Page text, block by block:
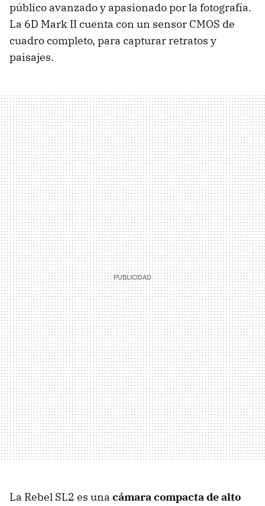
público avanzado y apasionado por la fotografía.
La 6D Mark II cuenta con un sensor CMOS de
cuadro completo, para capturar retratos y
paisajes.
La Rebel SL2 es una cámara compacta de alto